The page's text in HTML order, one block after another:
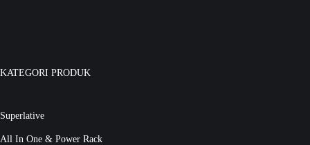
KATEGORI PRODUK
Superlative
All In One & Power Rack